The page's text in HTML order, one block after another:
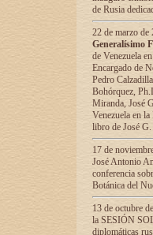
de Rusia
22 de marzo
Generalísimo
de Venezuela
Encargado de
Pedro
Bohórquez,
Miranda, José
Venezuela en
libro de José
17 de
José Antonio
conferencia
Botánica del
13 de octubre
la SESIÓN
diplomáticas